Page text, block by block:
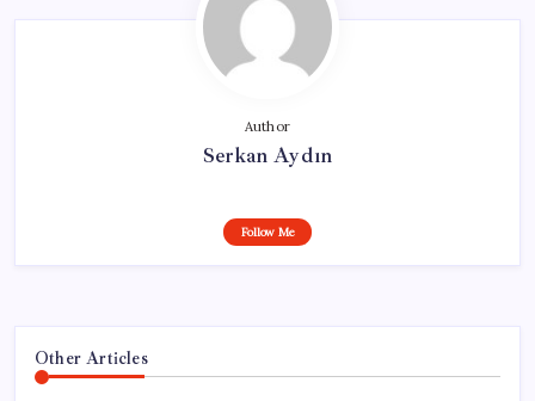
Author
Serkan Aydın
Follow Me
Other Articles